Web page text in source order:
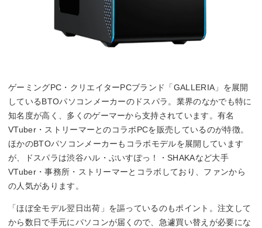
ゲーミングPC・クリエイターPCブランド「GALLERIA」を展開
しているBTOパソコンメーカーのドスパラ。業界のなかでも特に
知名度が高く、多くのゲーマーから支持されています。有名
VTuber・ストリーマーとのコラボPCを販売しているのが特徴。
ほかのBTOパソコンメーカーもコラボモデルを展開しています
が、ドスパラは渋谷ハル・ぶいすぽっ！・SHAKAなど大手
VTuber・事務所・ストリーマーとコラボしており、ファンから
の人気があります。
「ほぼ全モデル翌日出荷」を謳っているのもポイント。注文して
から数日で手元にパソコンが届くので、急遽買い替えが必要にな